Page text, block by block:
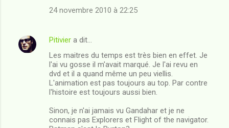
24 novembre 2010 à 22:25
Pitivier a dit…
Les maitres du temps est très bien en effet. Je
l'ai vu gosse il m'avait marqué. Je l'ai revu en
dvd et il a quand même un peu viellis.
L'animation est pas toujours au top. Par contre
l'histoire est toujours aussi bien.
Sinon, je n'ai jamais vu Gandahar et je ne
connais pas Explorers et Flight of the navigator.